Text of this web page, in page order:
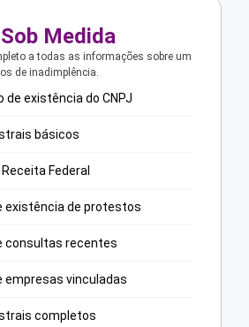
Medida
a todas as informações sobre um
de inadimplência.
de existência do CNPJ
básicos
Federal
existência de protestos
consultas recentes
empresas vinculadas
completos